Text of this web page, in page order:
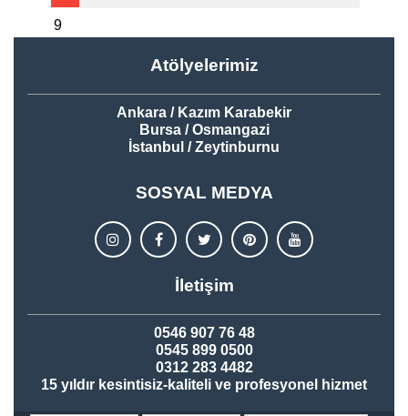
9
Atölyelerimiz
Ankara / Kazım Karabekir
Bursa / Osmangazi
İstanbul / Zeytinburnu
SOSYAL MEDYA
İletişim
0546 907 76 48
0545 899 0500
0312 283 4482
15 yıldır kesintisiz-kaliteli ve profesyonel hizmet